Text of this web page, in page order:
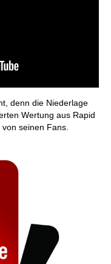
denn die Niederlage
Wertung aus Rapid
seinen Fans.